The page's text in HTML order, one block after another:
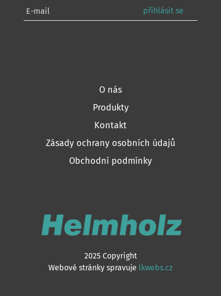
přihlásit se
O nás
Produkty
Kontakt
Zásady ochrany osobních údajů
Obchodní podmínky
2025 Copyright
Webové stránky spravuje lkwebs.cz